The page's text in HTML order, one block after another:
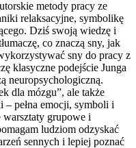
metody pracy ze
relaksacyjne, symbolikę
Dziś swoją wiedzę i
co znaczą sny, jak
sny do pracy z
klasyczne podejście Junga
neuropsychologiczną.
dla mózgu”, ale także
– pełna emocji, symboli i
warsztaty grupowe i
ludziom odzyskać
sennych i lepiej poznać